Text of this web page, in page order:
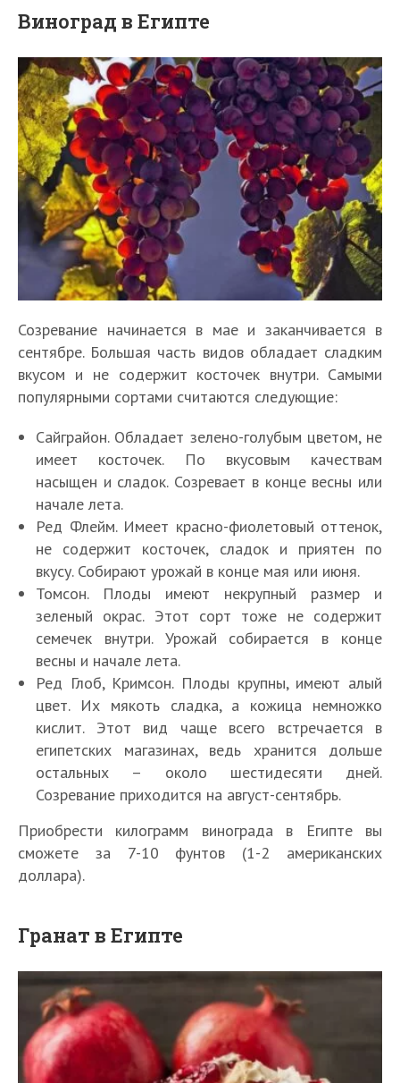
Виноград в Египте
Созревание начинается в мае и заканчивается в
сентябре. Большая часть видов обладает сладким
вкусом и не содержит косточек внутри. Самыми
популярными сортами считаются следующие:
Сайграйон. Обладает зелено-голубым цветом, не
имеет косточек. По вкусовым качествам
насыщен и сладок. Созревает в конце весны или
начале лета.
Ред Флейм. Имеет красно-фиолетовый оттенок,
не содержит косточек, сладок и приятен по
вкусу. Собирают урожай в конце мая или июня.
Томсон. Плоды имеют некрупный размер и
зеленый окрас. Этот сорт тоже не содержит
семечек внутри. Урожай собирается в конце
весны и начале лета.
Ред Глоб, Кримсон. Плоды крупны, имеют алый
цвет. Их мякоть сладка, а кожица немножко
кислит. Этот вид чаще всего встречается в
египетских магазинах, ведь хранится дольше
остальных – около шестидесяти дней.
Созревание приходится на август-сентябрь.
Приобрести килограмм винограда в Египте вы
сможете за 7-10 фунтов (1-2 американских
доллара).
Гранат в Египте